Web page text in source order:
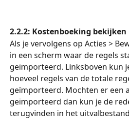
2.2.2: Kostenboeking bekijken
Als je vervolgens op Acties >
in een scherm waar de regels
geïmporteerd. Linksboven kun
hoeveel regels van de totale
geïmporteerd. Mochten er een
geïmporteerd dan kun je de
terugvinden in het